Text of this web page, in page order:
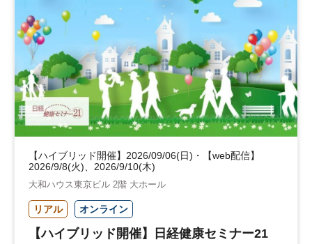
【ハイブリッド開催】2026/09/06(日)・【web配信】
2026/9/8(火)、2026/9/10(木)
大和ハウス東京ビル 2階 大ホール
リアル オンライン
【ハイブリッド開催】日経健康セミナー21